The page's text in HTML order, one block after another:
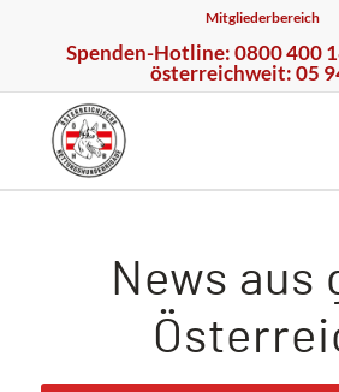
Mitgliederbereich
Spenden-Hotline: 0800 400
österreichweit: 05
News aus